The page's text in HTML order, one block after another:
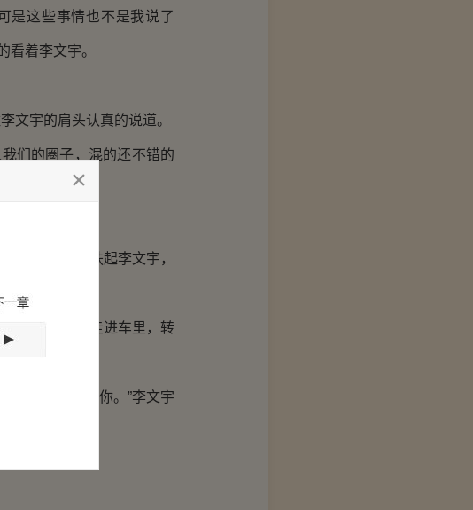
是这些事情也不是我说了
看着李文宇。
宇的肩头认真的说道。
们的圈子，混的还不错的
宇笑了笑，扶起李文宇，
看着王佳宜走进车里，转
祥云来迎娶你。”李文宇